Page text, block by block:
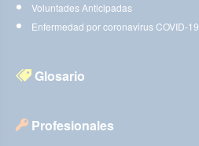
Voluntades Anticipadas
Enfermedad por coronavirus COVID-19
Glosario
Profesionales